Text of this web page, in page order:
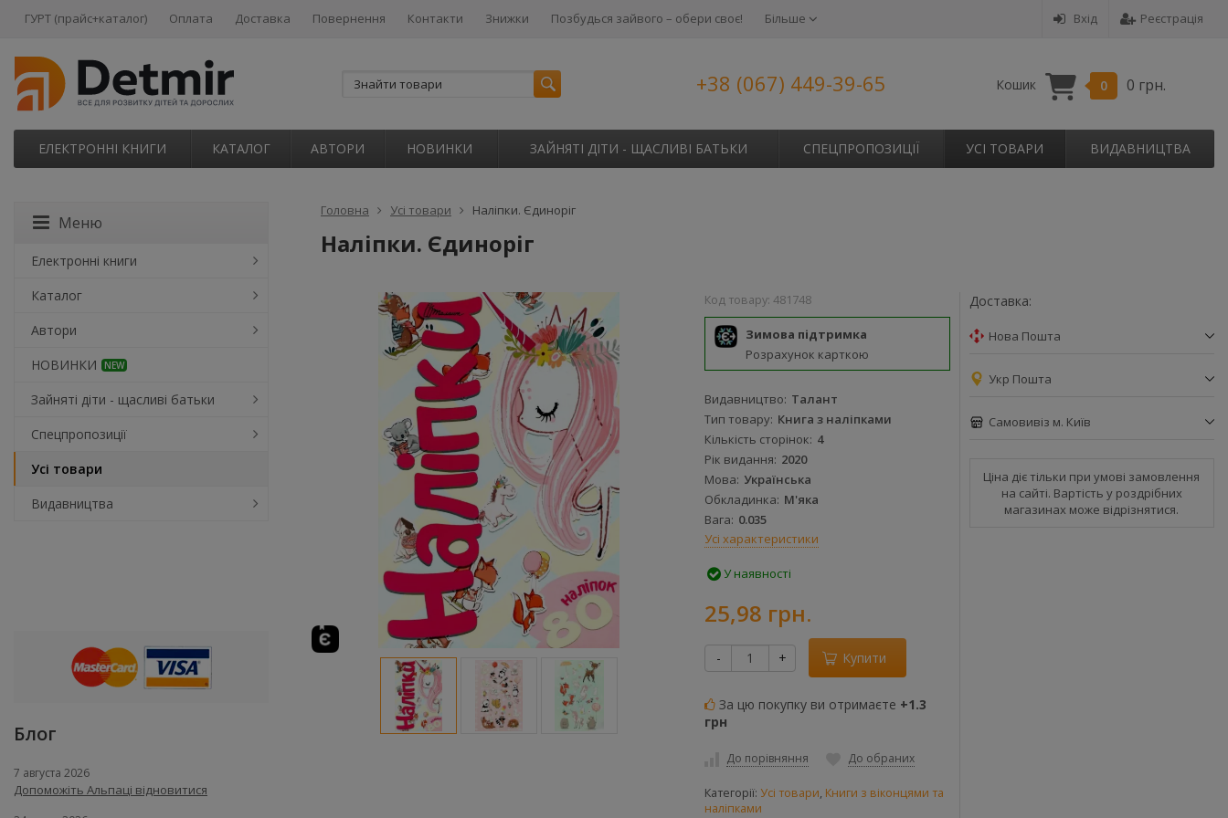
Вхід Реєстрація
ГУРТ (прайс+каталог) Оплата Доставка Повернення Контакти Знижки Позбудься зайвого – обери своє! Більше
+38 (067) 449-39-65 Кошик 0 0 грн.
ЕЛЕКТРОННІ КНИГИ КАТАЛОГ АВТОРИ НОВИНКИ ЗАЙНЯТІ ДІТИ - ЩАСЛИВІ БАТЬКИ СПЕЦПРОПОЗИЦІЇ УСІ ТОВАРИ ВИДАВНИЦТВА
Головна Усі товари Наліпки. Єдиноріг
Наліпки. Єдиноріг
Код товару: 481748
Зимова підтримка
Розрахунок карткою
Видавництво Талант
Тип товару Книга з наліпками
Кількість сторінок 4
Рік видання 2020
Мова Українська
Обкладинка М'яка
Вага 0.035
Усі характеристики
У наявності
25,98 грн.
- + Купити
За цю покупку ви отримаєте +1.3
грн
До порівняння До обраних
Категорії: Усі товари, Книги з віконцями та
наліпками
Доставка:
Нова Пошта
Укр Пошта
Самовивіз м. Київ
Ціна діє тільки при умові замовлення
на сайті. Вартість у роздрібних
магазинах може відрізнятися.
Меню
Електронні книги
Каталог
Автори
НОВИНКИ
NEW
Зайняті діти - щасливі батьки
Спецпропозиції
Усі товари
Видавництва
Блог
7 августа 2026
Допоможіть Альпаці відновитися